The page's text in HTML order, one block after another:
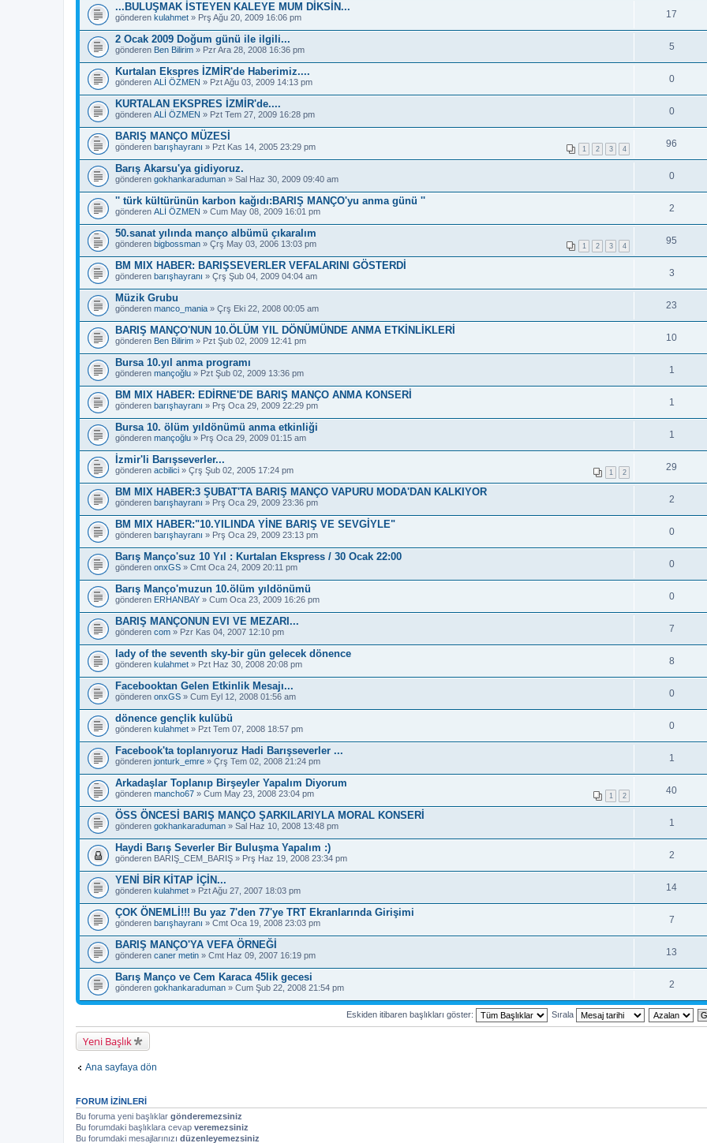
...BULUŞMAK İSTEYEN KALEYE MUM DİKSİN...
gönderen kulahmet » Prş Ağu 20, 2009 16:06 pm 17
2 Ocak 2009 Doğum günü ile ilgili...
gönderen Ben Bilirim » Pzr Ara 28, 2008 16:36 pm 5
Kurtalan Ekspres İZMİR'de Haberimiz....
gönderen ALİ ÖZMEN » Pzt Ağu 03, 2009 14:13 pm 0
KURTALAN EKSPRES İZMİR'de....
gönderen ALİ ÖZMEN » Pzt Tem 27, 2009 16:28 pm 0
BARIŞ MANÇO MÜZESİ
1 2 3 4
gönderen barışhayranı » Pzt Kas 14, 2005 23:29 pm 96
Barış Akarsu'ya gidiyoruz.
gönderen gokhankaraduman » Sal Haz 30, 2009 09:40 am 0
'' türk kültürünün karbon kağıdı:BARIŞ MANÇO'yu anma günü ''
gönderen ALİ ÖZMEN » Cum May 08, 2009 16:01 pm 2
50.sanat yılında manço albümü çıkaralım
1 2 3 4
gönderen bigbossman » Çrş May 03, 2006 13:03 pm 95
BM MIX HABER: BARIŞSEVERLER VEFALARINI GÖSTERDİ
gönderen barışhayranı » Çrş Şub 04, 2009 04:04 am 3
Müzik Grubu
gönderen manco_mania » Çrş Eki 22, 2008 00:05 am 23
BARIŞ MANÇO'NUN 10.ÖLÜM YIL DÖNÜMÜNDE ANMA ETKİNLİKLERİ
gönderen Ben Bilirim » Pzt Şub 02, 2009 12:41 pm 10
Bursa 10.yıl anma programı
gönderen mançoğlu » Pzt Şub 02, 2009 13:36 pm 1
BM MIX HABER: EDİRNE'DE BARIŞ MANÇO ANMA KONSERİ
gönderen barışhayranı » Prş Oca 29, 2009 22:29 pm 1
Bursa 10. ölüm yıldönümü anma etkinliği
gönderen mançoğlu » Prş Oca 29, 2009 01:15 am 1
İzmir'li Barışseverler...
1 2
gönderen acbilici » Çrş Şub 02, 2005 17:24 pm 29
BM MIX HABER:3 ŞUBAT'TA BARIŞ MANÇO VAPURU MODA'DAN KALKIYOR
gönderen barışhayranı » Prş Oca 29, 2009 23:36 pm 2
BM MIX HABER:"10.YILINDA YİNE BARIŞ VE SEVGİYLE"
gönderen barışhayranı » Prş Oca 29, 2009 23:13 pm 0
Barış Manço'suz 10 Yıl : Kurtalan Ekspress / 30 Ocak 22:00
gönderen onxGS » Cmt Oca 24, 2009 20:11 pm 0
Barış Manço'muzun 10.ölüm yıldönümü
gönderen ERHANBAY » Cum Oca 23, 2009 16:26 pm 0
BARIŞ MANÇONUN EVI VE MEZARI...
gönderen com » Pzr Kas 04, 2007 12:10 pm 7
lady of the seventh sky-bir gün gelecek dönence
gönderen kulahmet » Pzt Haz 30, 2008 20:08 pm 8
Facebooktan Gelen Etkinlik Mesajı...
gönderen onxGS » Cum Eyl 12, 2008 01:56 am 0
dönence gençlik kulübü
gönderen kulahmet » Pzt Tem 07, 2008 18:57 pm 0
Facebook'ta toplanıyoruz Hadi Barışseverler ...
gönderen jonturk_emre » Çrş Tem 02, 2008 21:24 pm 1
Arkadaşlar Toplanıp Birşeyler Yapalım Diyorum
1 2
gönderen mancho67 » Cum May 23, 2008 23:04 pm 40
ÖSS ÖNCESİ BARIŞ MANÇO ŞARKILARIYLA MORAL KONSERİ
gönderen gokhankaraduman » Sal Haz 10, 2008 13:48 pm 1
Haydi Barış Severler Bir Buluşma Yapalım :)
gönderen BARIŞ_CEM_BARIŞ » Prş Haz 19, 2008 23:34 pm 2
YENİ BİR KİTAP İÇİN...
gönderen kulahmet » Pzt Ağu 27, 2007 18:03 pm 14
ÇOK ÖNEMLİ!!! Bu yaz 7'den 77'ye TRT Ekranlarında Girişimi
gönderen barışhayranı » Cmt Oca 19, 2008 23:03 pm 7
BARIŞ MANÇO'YA VEFA ÖRNEĞİ
gönderen caner metin » Cmt Haz 09, 2007 16:19 pm 13
Barış Manço ve Cem Karaca 45lik gecesi
gönderen gokhankaraduman » Cum Şub 22, 2008 21:54 pm 2
Eskiden itibaren başlıkları göster: Sırala
Yeni Başlık
Ana sayfaya dön
FORUM IZINLERI
Bu foruma yeni başlıklar gönderemezsiniz
Bu forumdaki başlıklara cevap veremezsiniz
Bu forumdaki mesajlarınızı düzenleyemezsiniz